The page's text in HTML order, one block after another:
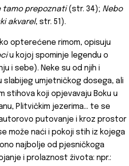
tamo prepoznati (str. 34); Nebo
akvarel, str. 51).
opterećene rimom, opisuju
u kojoj spominje legendu o
i sebe). Neke su od njih i
slabijeg umjetničkog dosega, ali
stihova koji opjevavaju Boku u
Plitvičkim jezerima… te se
putovanje i kroz prostor
može naći i pokoji stih iz kojega
najbolje od pjesničkoga
i prolaznost života: npr.: